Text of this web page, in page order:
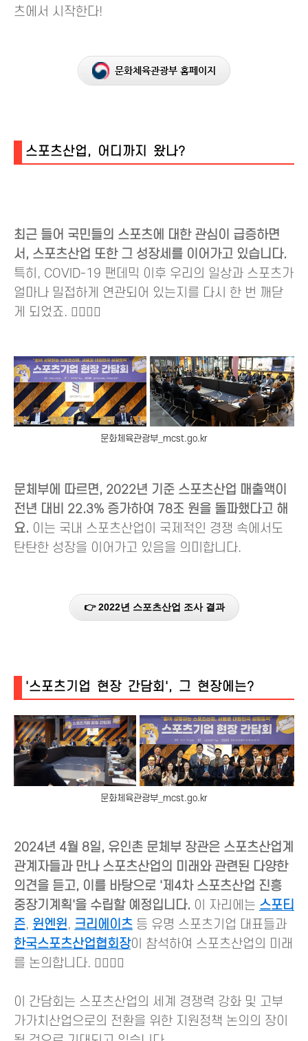
츠에서 시작한다!
문화체육관광부 홈페이지
스포츠산업, 어디까지 왔나?
최근 들어 국민들의 스포츠에 대한 관심이 급증하면
서, 스포츠산업 또한 그 성장세를 이어가고 있습니다.
특히, COVID-19 팬데믹 이후 우리의 일상과 스포츠가
얼마나 밀접하게 연관되어 있는지를 다시 한 번 깨닫
게 되었죠. 🚴‍♂️🏊‍♀️
문화체육관광부_mcst.go.kr
문체부에 따르면, 2022년 기준 스포츠산업 매출액이
전년 대비 22.3% 증가하여 78조 원을 돌파했다고 해
요. 이는 국내 스포츠산업이 국제적인 경쟁 속에서도
탄탄한 성장을 이어가고 있음을 의미합니다.
👉 2022년 스포츠산업 조사 결과
'스포츠기업 현장 간담회', 그 현장에는?
문화체육관광부_mcst.go.kr
2024년 4월 8일, 유인촌 문체부 장관은 스포츠산업계
관계자들과 만나 스포츠산업의 미래와 관련된 다양한
의견을 듣고, 이를 바탕으로 '제4차 스포츠산업 진흥
중장기계획'을 수립할 예정입니다. 이 자리에는 스포티
즌, 윈엔윈, 크리에이츠 등 유명 스포츠기업 대표들과
한국스포츠산업협회장이 참석하여 스포츠산업의 미래
를 논의합니다. 🤼‍♂️🤸‍♀️
이 간담회는 스포츠산업의 세계 경쟁력 강화 및 고부
가가치산업으로의 전환을 위한 지원정책 논의의 장이